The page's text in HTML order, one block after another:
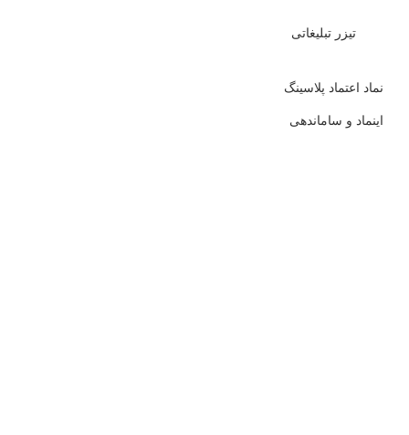
تیزر تبلیغاتی
نماد اعتماد پلاسینگ
اینماد و ساماندهی